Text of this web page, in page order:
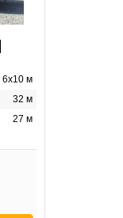
6х10 м
32 м
27 м